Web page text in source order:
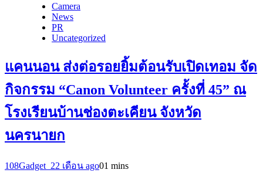
Camera
News
PR
Uncategorized
แคนนอน ส่งต่อรอยยิ้มต้อนรับเปิดเทอม จัด
กิจกรรม “Canon Volunteer ครั้งที่ 45” ณ
โรงเรียนบ้านช่องตะเคียน จังหวัด
นครนายก
108Gadget_22 เดือน ago01 mins